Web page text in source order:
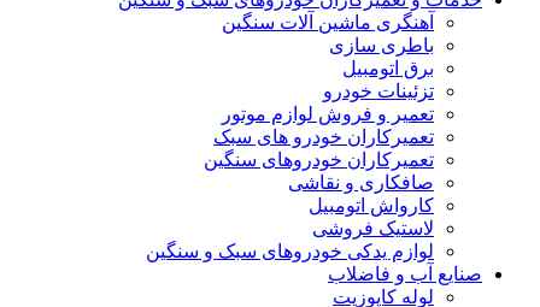
آهنگری ماشین آلات سنگین
باطری سازی
برق اتومبیل
تزئینات خودرو
تعمیر و فروش لوازم موتور
تعمیرکاران خودرو های سبک
تعمیرکاران خودروهای سنگین
صافکاری و نقاشی
کارواش اتومبیل
لاستیک فروشی
لوازم یدکی خودروهای سبک و سنگین
صنایع آب و فاضلاب
لوله کاپوزیت